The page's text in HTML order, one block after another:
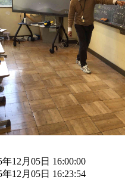
12月05日 16:00:00
12月05日 16:23:54